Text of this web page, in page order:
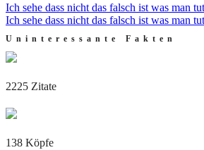
Ich sehe dass nicht das falsch ist was man
Ich sehe dass nicht das falsch ist was man
Uninteressante Fakten
2225 Zitate
138 Köpfe